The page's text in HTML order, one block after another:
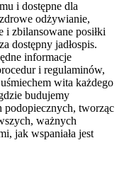
i dostępne dla
odżywianie,
i zbilansowane posiłki
dostępny jadłospis.
informacje
i regulaminów,
wita każdego
budujemy
podopiecznych, tworząc
ważnych
jak wspaniała jest